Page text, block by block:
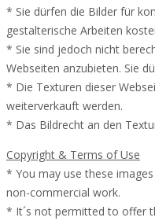
* Sie dürfen die Bilder für
gestalterische Arbeiten
* Sie sind jedoch nicht
Webseiten anzubieten. Sie
* Die Texturen dieser
weiterverkauft werden.
* Das Bildrecht an den
Copyright & Terms of Use
* You may use these
non-commercial work.
* It´s not permitted to offer